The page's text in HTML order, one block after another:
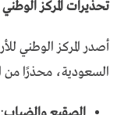
تحذيرات المركز
أصدر المركز الوطني
السعودية، محذرًا من